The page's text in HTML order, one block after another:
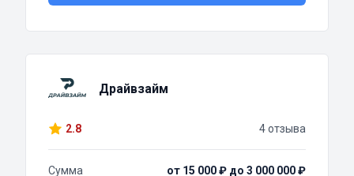
Драйвзайм
2.8 4 отзыва
Сумма
от 15 000 ₽ до 3 000 000 ₽